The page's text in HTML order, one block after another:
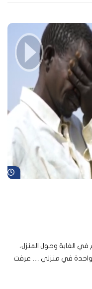
الغابة وحول المنزل،
واحدة في منزلي … عرفت